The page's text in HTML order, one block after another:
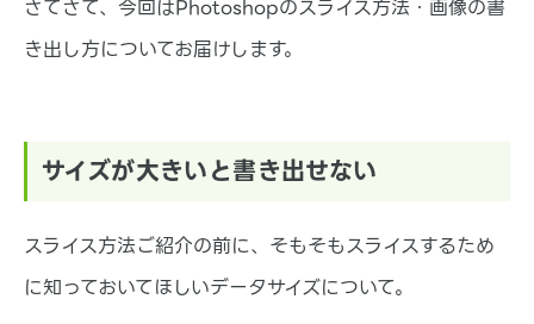
さてさて、今回はPhotoshopのスライス方法・画像の書
き出し方についてお届けします。
サイズが大きいと書き出せない
スライス方法ご紹介の前に、そもそもスライスするため
に知っておいてほしいデータサイズについて。